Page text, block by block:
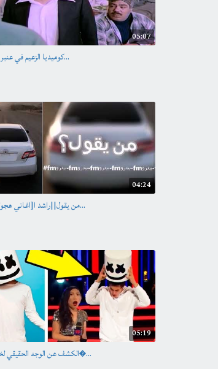
05:07
كوميديا الزعيم في عنبر المتسولين...
04:24
[اغاني هجوله خليجي]من يقول||راشد ا...
05:19
الكشف عن الوجه الحقيقي لخمسة مشا�...